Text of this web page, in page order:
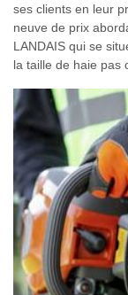
ses clients en leur
neuve de prix
LANDAIS qui se
la taille de haie pas